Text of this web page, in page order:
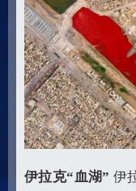
伊拉克“血湖” 伊